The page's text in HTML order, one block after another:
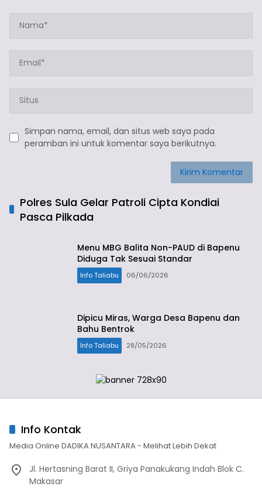
Simpan nama, email, dan situs web saya pada
peramban ini untuk komentar saya berikutnya.
Polres Sula Gelar Patroli Cipta Kondiai
Pasca Pilkada
Menu MBG Balita Non-PAUD di Bapenu
Diduga Tak Sesuai Standar
Info Taliabu 06/06/2026
Dipicu Miras, Warga Desa Bapenu dan
Bahu Bentrok
Info Taliabu 28/05/2026
Info Kontak
Media Online DADIKA NUSANTARA - Melihat Lebih Dekat
Jl. Hertasning Barat II, Griya Panakukang Indah Blok C.
Makasar